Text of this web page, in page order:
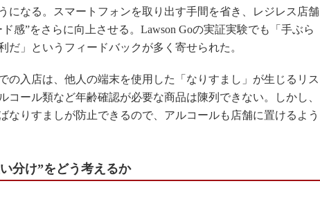
植物工場
知財マネジメント
海外生産
グローバル設計・開発
制御セキュリティ
新型コロナへの対応
になる。スマートフォンを取り出す手間を省き、レジレス店舗
感”をさらに向上させる。Lawson Goの実証実験でも「手ぶら
だ」というフィードバックが多く寄せられた。
の入店は、他人の端末を使用した「なりすまし」が生じるリス
コール類など年齢確認が必要な商品は陳列できない。しかし、
なりすましが防止できるので、アルコールも店舗に置けるよう
分け”をどう考えるか